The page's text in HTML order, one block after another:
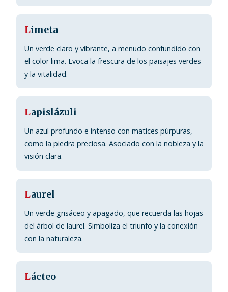
Limeta
Un verde claro y vibrante, a menudo confundido con
el color lima. Evoca la frescura de los paisajes verdes
y la vitalidad.
Lapislázuli
Un azul profundo e intenso con matices púrpuras,
como la piedra preciosa. Asociado con la nobleza y la
visión clara.
Laurel
Un verde grisáceo y apagado, que recuerda las hojas
del árbol de laurel. Simboliza el triunfo y la conexión
con la naturaleza.
Lácteo